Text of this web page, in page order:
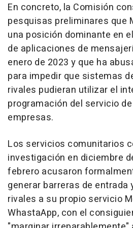
En concreto, la Comisión
pesquisas preliminares que
una posición dominante en
de aplicaciones de
enero de 2023 y que ha
para impedir que sistemas
rivales pudieran utilizar el
programación del servicio
empresas.
Los servicios comunitarios
investigación en diciembre
febrero acusaron
generar barreras de entrada
rivales a su propio servicio
WhastaApp, con el